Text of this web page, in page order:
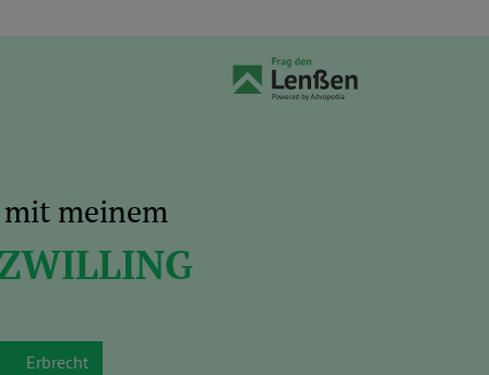
meinem
Erbrecht